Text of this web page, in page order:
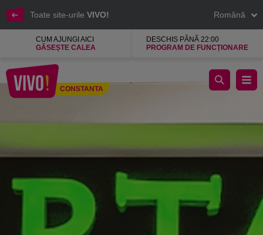
Toate site-urile VIVO! Română
CUM AJUNGI AICI
GĂSEȘTE CALEA
DESCHIS PÂNĂ 22:00
PROGRAM DE FUNCȚIONARE
CONSTANTA
Spartan este un concept original de restaurant